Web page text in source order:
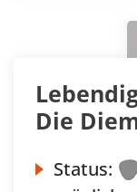
Die
Status: